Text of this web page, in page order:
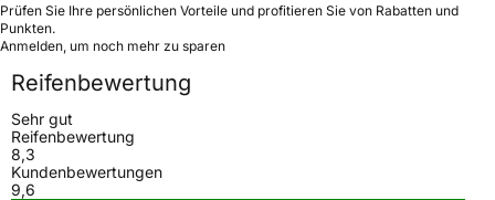
Prüfen Sie Ihre persönlichen Vorteile und profitieren Sie von Rabatten und
Punkten.
Anmelden, um noch mehr zu sparen
Reifenbewertung
Sehr gut
Reifenbewertung
8,3
Kundenbewertungen
9,6